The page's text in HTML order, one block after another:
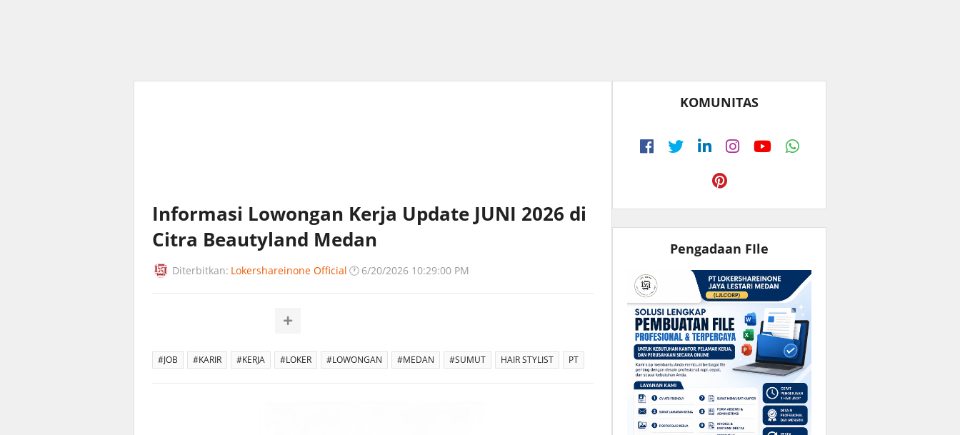
Informasi Lowongan Kerja Update JUNI 2026 di
Citra Beautyland Medan
Diterbitkan: Lokershareinone Official 🕐 6/20/2026 10:29:00 PM
#JOB #KARIR #KERJA #LOKER #LOWONGAN #MEDAN #SUMUT HAIR STYLIST PT
KOMUNITAS
Pengadaan FIle